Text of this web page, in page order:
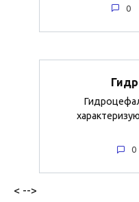
0
0
< -->